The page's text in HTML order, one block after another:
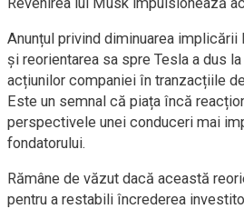
Anunțul privind diminuarea implicării
și reorientarea sa spre Tesla a dus
acțiunilor companiei în tranzacțiile
Este un semnal că piața încă
perspectivele unei conduceri mai
fondatorului.
Rămâne de văzut dacă această
pentru a restabili încrederea